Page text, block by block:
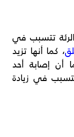
تتسبب في
، كما أنها تزيد
أن إصابة أحد
في زيادة